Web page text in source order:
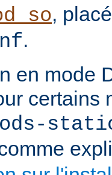
,
.
en mode
certains